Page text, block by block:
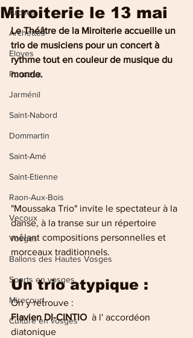
Arches
Archettes
Eloyes
Pouxeux
Jarménil
Saint-Nabord
Dommartin
Saint-Amé
Saint-Etienne
Raon-Aux-Bois
Vecoux
Vosges
Ballons des Hautes Vosges
Sports en vosges
Mirecourt
Culture en vosges
Miroiterie le 13 mai
Le Théâtre de la Miroiterie accueille un
trio de musiciens pour un concert à
rythme tout en couleur de musique du
monde.
"Moussaka Trio" invite le spectateur à la
danse, à la transe sur un répertoire
mêlant compositions personnelles et
morceaux traditionnels.
Un trio atypique :
On y retrouve :
Flavien DI-CINTIO à l' accordéon
diatonique